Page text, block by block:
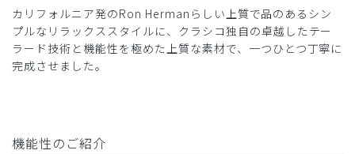
カリフォルニア発のRon Hermanらしい上質で品のあるシン
プルなリラックススタイルに、クラシコ独自の卓越したテー
ラード技術と機能性を極めた上質な素材で、一つひとつ丁寧に
完成させました。
機能性のご紹介